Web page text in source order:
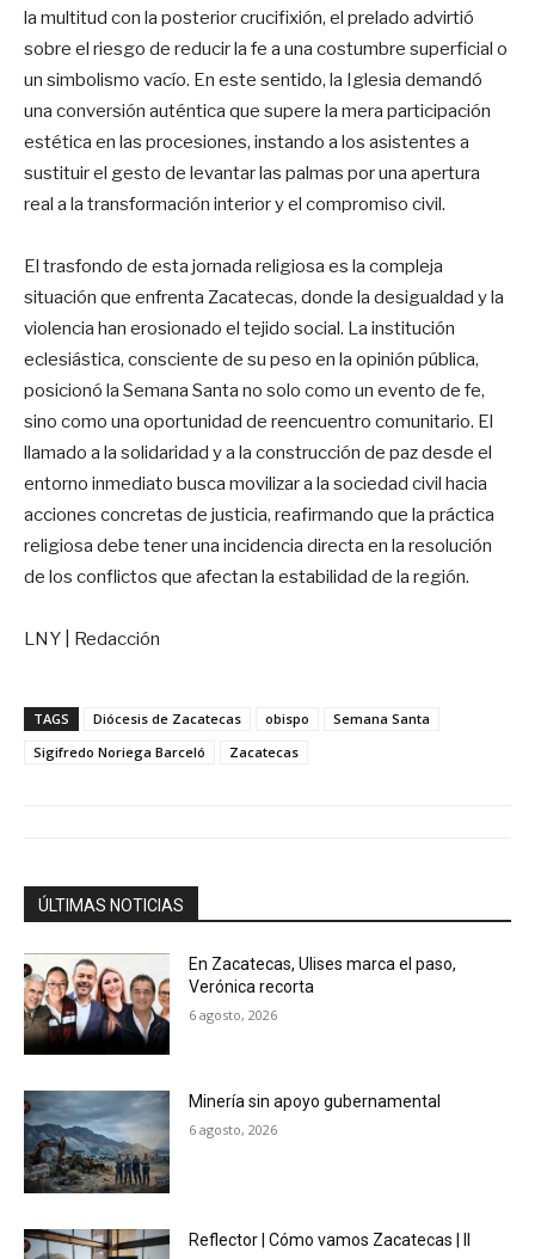
la multitud con la posterior crucifixión, el prelado advirtió
sobre el riesgo de reducir la fe a una costumbre superficial o
un simbolismo vacío. En este sentido, la Iglesia demandó
una conversión auténtica que supere la mera participación
estética en las procesiones, instando a los asistentes a
sustituir el gesto de levantar las palmas por una apertura
real a la transformación interior y el compromiso civil.
El trasfondo de esta jornada religiosa es la compleja
situación que enfrenta Zacatecas, donde la desigualdad y la
violencia han erosionado el tejido social. La institución
eclesiástica, consciente de su peso en la opinión pública,
posicionó la Semana Santa no solo como un evento de fe,
sino como una oportunidad de reencuentro comunitario. El
llamado a la solidaridad y a la construcción de paz desde el
entorno inmediato busca movilizar a la sociedad civil hacia
acciones concretas de justicia, reafirmando que la práctica
religiosa debe tener una incidencia directa en la resolución
de los conflictos que afectan la estabilidad de la región.
LNY | Redacción
TAGS Diócesis de Zacatecas obispo
Semana Santa
Sigifredo Noriega Barceló
Zacatecas
ÚLTIMAS NOTICIAS
En Zacatecas, Ulises marca el paso,
Verónica recorta
6 agosto, 2026
Minería sin apoyo gubernamental
6 agosto, 2026
Reflector | Cómo vamos Zacatecas | II